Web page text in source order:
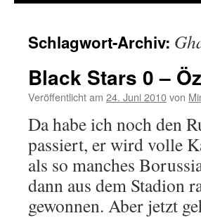
Schlagwort-Archiv:
Black Stars 0 –
Veröffentlicht am 24. Juni 2010von
Da habe ich noch den
passiert, er wird volle
als so manches
dann aus dem Stadion
gewonnen. Aber jetzt